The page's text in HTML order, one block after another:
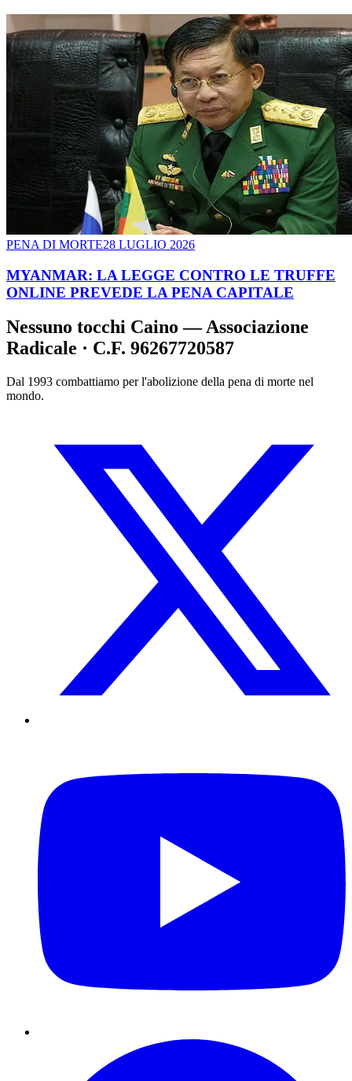
PENA DI MORTE28 LUGLIO 2026
MYANMAR: LA LEGGE CONTRO LE TRUFFE
ONLINE PREVEDE LA PENA CAPITALE
Nessuno tocchi Caino — Associazione
Radicale · C.F. 96267720587
Dal 1993 combattiamo per l'abolizione della pena di morte nel
mondo.